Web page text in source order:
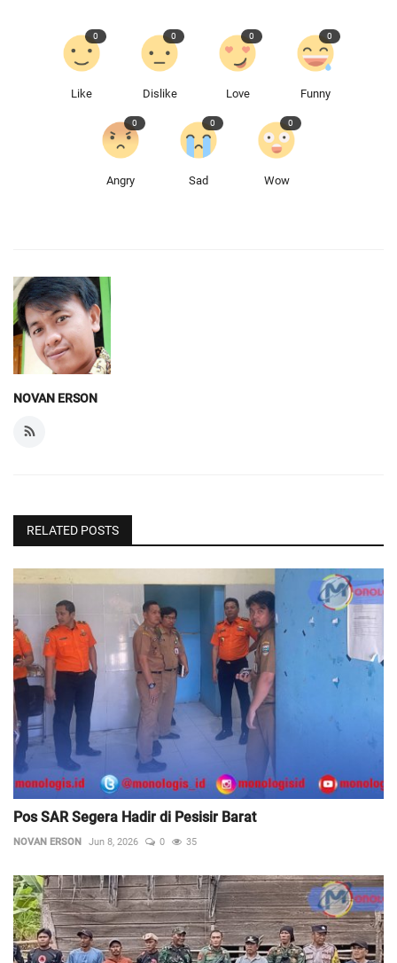
Like
0
Dislike
0
Love
0
Funny
0
Angry
0
Sad
0
Wow
0
NOVAN ERSON
RELATED POSTS
Pos SAR Segera Hadir di Pesisir Barat
NOVAN ERSON Jun 8, 2026 0 35